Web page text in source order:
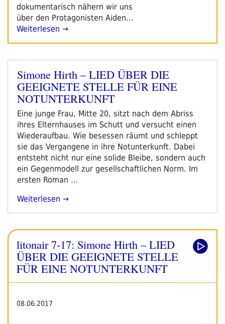
dokumentarisch nähern wir uns
über den Protagonisten Aiden…
Weiterlesen →
Veröffentlicht
am
Simone Hirth – LIED ÜBER DIE
GEEIGNETE STELLE FÜR EINE
NOTUNTERKUNFT
Eine junge Frau, Mitte 20, sitzt nach dem Abriss
ihres Elternhauses im Schutt und versucht einen
Wiederaufbau. Wie besessen räumt und schleppt
sie das Vergangene in ihre Notunterkunft. Dabei
entsteht nicht nur eine solide Bleibe, sondern auch
ein Gegenmodell zur gesellschaftlichen Norm. Im
ersten Roman …
„Simone
LIED
ÜBER
DIE
GEEIGNETE
STELLE
NOTUNTERKUNFT“
Weiterlesen
litonair 7-17: Simone Hirth – LIED
ÜBER DIE GEEIGNETE STELLE
FÜR EINE NOTUNTERKUNFT
08.06.2017